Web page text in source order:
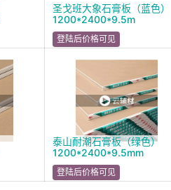
圣戈班大象石膏板（蓝色）
1200*2400*9.5m
登陆后价格可见
泰山耐潮石膏板（绿色）
1200*2400*9.5mm
登陆后价格可见